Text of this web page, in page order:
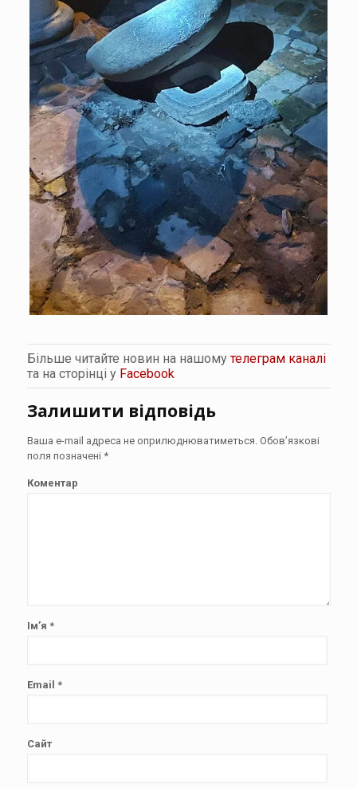
Більше читайте новин на нашомутелеграм каналі
та на сторінці у Facebook
Залишити відповідь
Ваша e-mail адреса не оприлюднюватиметься.Обов’язкові
поля позначені *
Коментар
Ім’я *
Email *
Сайт